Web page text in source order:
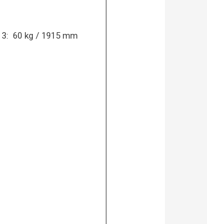
60 kg / 1915 mm